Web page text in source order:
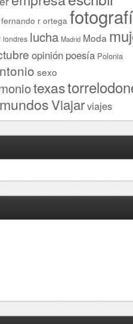
fernando r ortega
londres lucha Madrid Moda
opinión poesía Polonia
sexo
texas
Viajarviajes